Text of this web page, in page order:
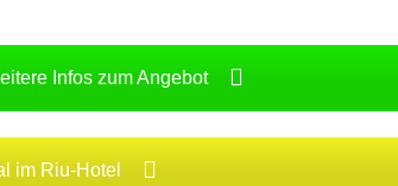
Infos zum Angebot
im Riu-Hotel